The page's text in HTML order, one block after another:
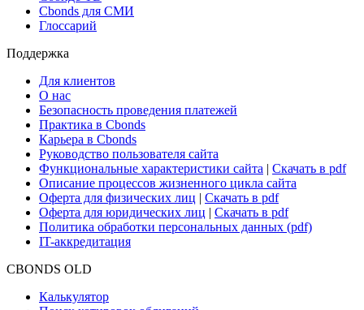
Новости рынка
Research Hub
Cbonds Review
Сбондс-ТВ
Глоссарий
Поддержка
Для клиентов
О нас
Безопасность проведения платежей
Практика в Cbonds
Карьера в Cbonds
Руководство пользователя сайта
Функциональные характеристики сайта|Скачать в pdf
Описание процессов жизненного цикла сайта
Оферта для физических лиц
Оферта для юридических лиц
IT-аккредитация